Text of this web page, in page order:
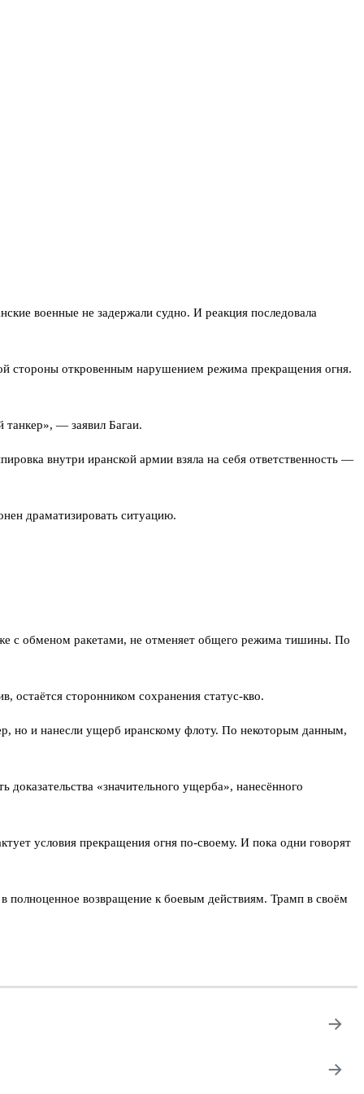
военные не задержали судно. И реакция последовала
стороны откровенным нарушением режима прекращения огня.
танкер», — заявил Багаи.
внутри иранской армии взяла на себя ответственность —
драматизировать ситуацию.
с обменом ракетами, не отменяет общего режима тишины. По
сторонником сохранения статус-кво.
но и нанесли ущерб иранскому флоту. По некоторым данным,
«значительного ущерба», нанесённого
условия прекращения огня по-своему. И пока одни говорят
полноценное возвращение к боевым действиям. Трамп в своём
→
→